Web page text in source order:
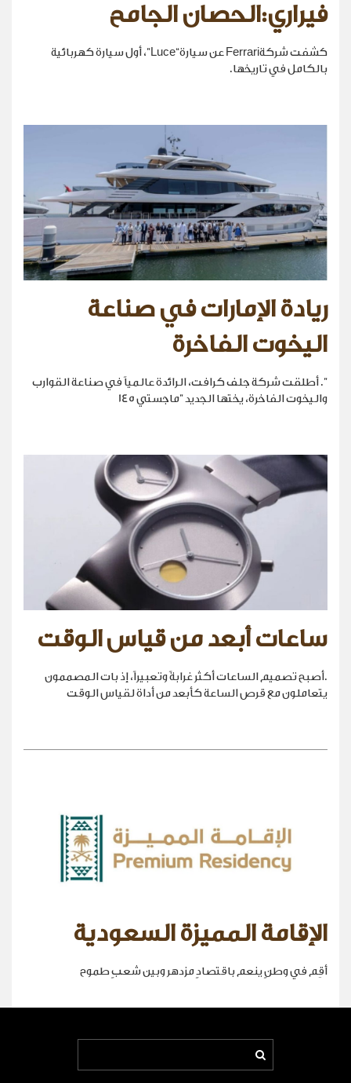
فيراري:الحصان الجامح
كشفت شركةFerrari عن سيارة“Luce”، أول سيارة كهربائية
بالكامل في تاريخها.
ريادة الإمارات في صناعة
اليخوت الفاخرة
". أطلقت شركة جلف كرافت، الرائدة عالمياً في صناعة القوارب
واليخوت الفاخرة، يختها الجديد "ماجستي 145
ساعات أبعد من قياس الوقت
.أصبح تصميم الساعات أكثر غرابةً وتعبيراً، إذ بات المصممون
يتعاملون مع قرص الساعة كأبعد من أداة لقياس الوقت
الإقامة المميزة السعودية
أقِم في وطنٍ ينعم باقتصادٍ مزدهر وبين شعبٍ طموح